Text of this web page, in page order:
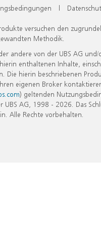
|
versuchen den
Methodik.
von der UBS AG und/
enthaltenen Inhalte,
hierin beschriebenen
eigenen Broker
) geltenden
AG, 1998 - 2026. Das
Alle Rechte vorbehalten.